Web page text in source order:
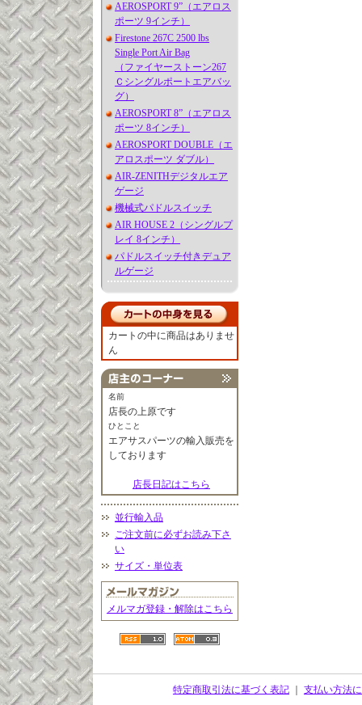
AEROSPORT 9”（エアロス
ポーツ 9インチ）
Firestone 267C 2500 lbs
Single Port Air Bag
（ファイヤーストーン267
Ｃシングルポートエアバッ
グ）
AEROSPORT 8”（エアロス
ポーツ 8インチ）
AEROSPORT DOUBLE（エ
アロスポーツ ダブル）
AIR-ZENITHデジタルエア
ゲージ
機械式パドルスイッチ
AIR HOUSE 2（シングルプ
レイ 8インチ）
パドルスイッチ付きデュア
ルゲージ
カートの中に商品はありませ
ん
名前
店長の上原です
ひとこと
エアサスパーツの輸入販売を
しております
店長日記はこちら
並行輸入品
ご注文前に必ずお読み下さ
い
サイズ・単位表
メルマガ登録・解除はこちら
特定商取引法に基づく表記 支払い方法